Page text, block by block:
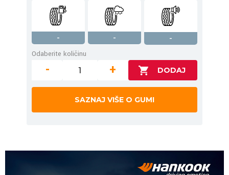
- -
-
Odaberite količinu
- +
SAZNAJ VIŠE O GUMI